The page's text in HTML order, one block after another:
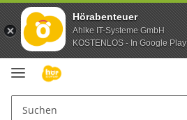
Hörabenteuer
Ahlke IT-Systeme GmbH
KOSTENLOS - In Google Play